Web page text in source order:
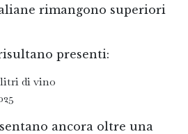
rimangono superiori
presenti:
di vino
ancora oltre una